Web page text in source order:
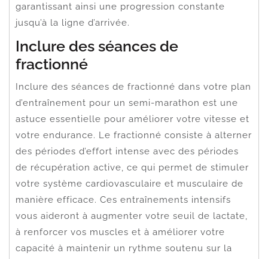
garantissant ainsi une progression constante
jusqu’à la ligne d’arrivée.
Inclure des séances de
fractionné
Inclure des séances de fractionné dans votre plan
d’entraînement pour un semi-marathon est une
astuce essentielle pour améliorer votre vitesse et
votre endurance. Le fractionné consiste à alterner
des périodes d’effort intense avec des périodes
de récupération active, ce qui permet de stimuler
votre système cardiovasculaire et musculaire de
manière efficace. Ces entraînements intensifs
vous aideront à augmenter votre seuil de lactate,
à renforcer vos muscles et à améliorer votre
capacité à maintenir un rythme soutenu sur la